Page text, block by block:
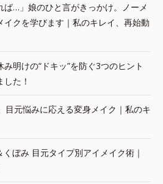
ば…」娘のひと言がきっかけ。ノーメ
イクを学びます｜私のキレイ、再始動
明けの“ドキッ”を防ぐ3つのヒント
た！
目元悩みに応える変身メイク｜私のキ
ぼみ 目元タイプ別アイメイク術｜